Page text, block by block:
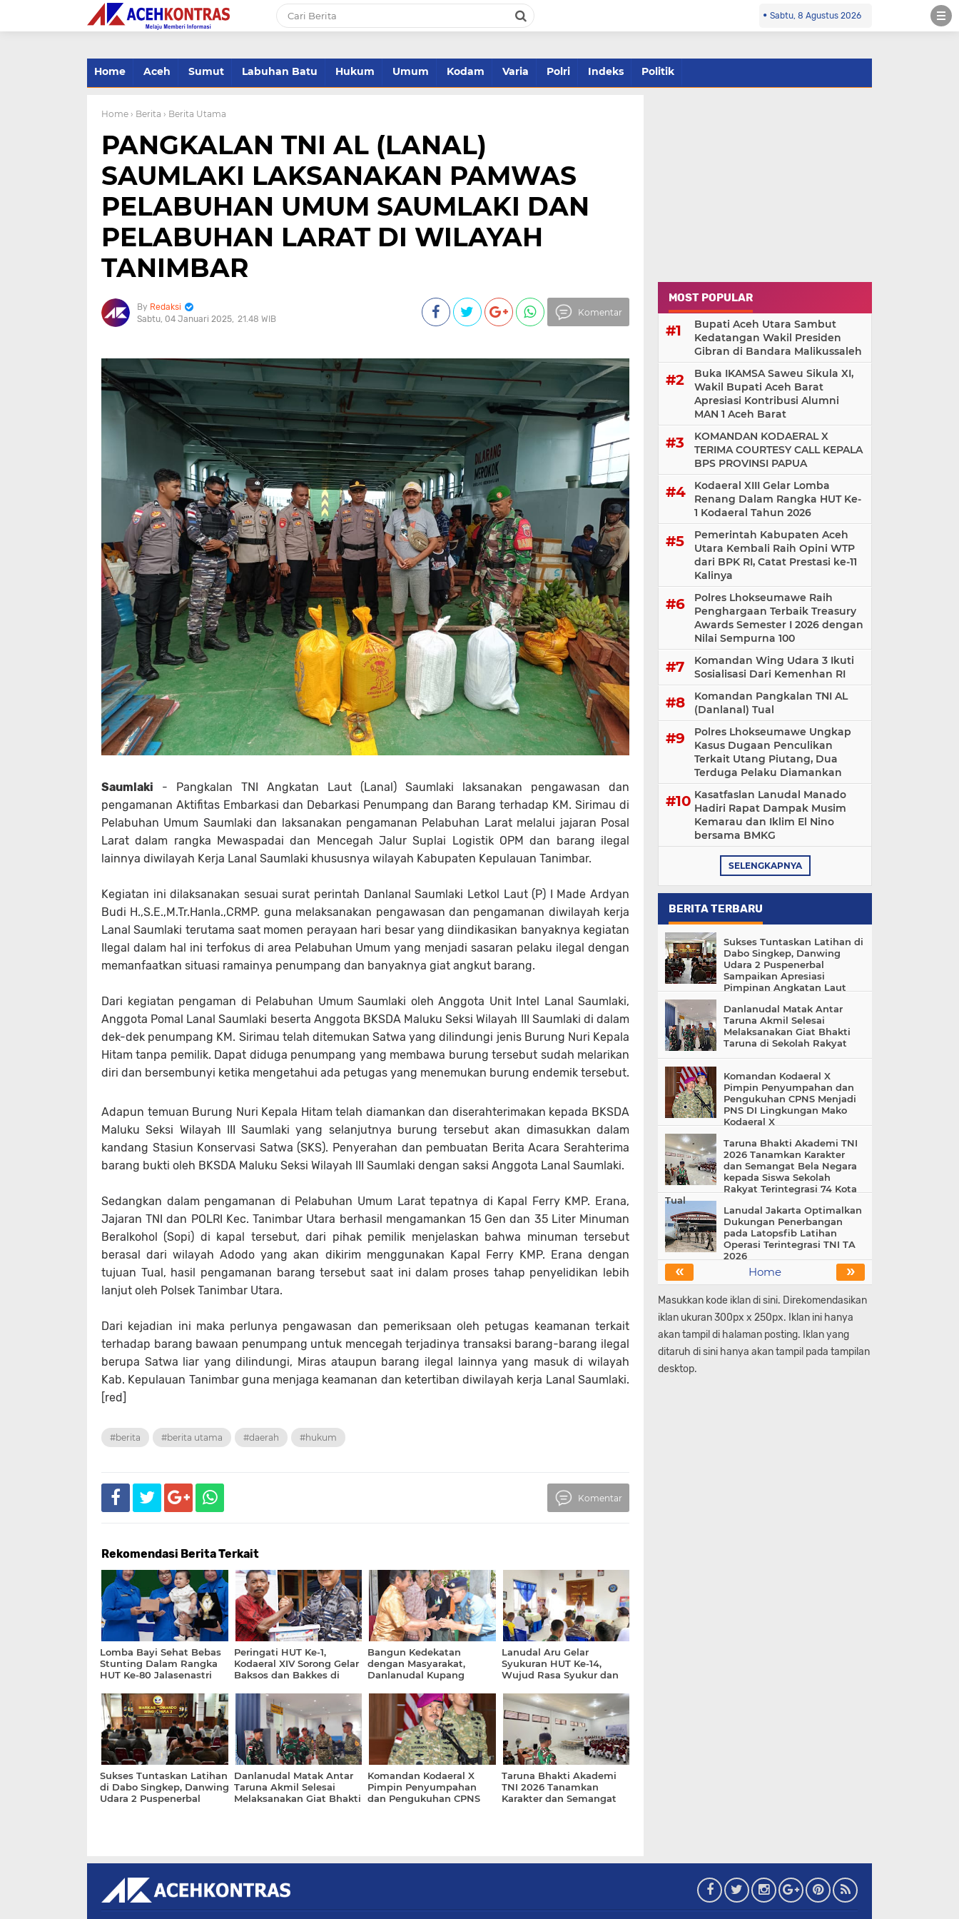
Sabtu, 8 Agustus 2026
Home Aceh Sumut Labuhan Batu Hukum Umum Kodam Varia Polri Indeks Politik
Home › Berita › Berita Utama
PANGKALAN TNI AL (LANAL)
SAUMLAKI LAKSANAKAN PAMWAS
PELABUHAN UMUM SAUMLAKI DAN
PELABUHAN LARAT DI WILAYAH
TANIMBAR
Redaksi
Sabtu, 04 Januari 2025 21.48 WIB
Komentar
Saumlaki - Pangkalan TNI Angkatan Laut (Lanal) Saumlaki laksanakan pengawasan dan
pengamanan Aktifitas Embarkasi dan Debarkasi Penumpang dan Barang terhadap KM. Sirimau di
Pelabuhan Umum Saumlaki dan laksanakan pengamanan Pelabuhan Larat melalui jajaran Posal
Larat dalam rangka Mewaspadai dan Mencegah Jalur Suplai Logistik OPM dan barang ilegal
lainnya diwilayah Kerja Lanal Saumlaki khususnya wilayah Kabupaten Kepulauan Tanimbar.
Kegiatan ini dilaksanakan sesuai surat perintah Danlanal Saumlaki Letkol Laut (P) I Made Ardyan
Budi H.,S.E.,M.Tr.Hanla.,CRMP. guna melaksanakan pengawasan dan pengamanan diwilayah kerja
Lanal Saumlaki terutama saat momen perayaan hari besar yang diindikasikan banyaknya kegiatan
Ilegal dalam hal ini terfokus di area Pelabuhan Umum yang menjadi sasaran pelaku ilegal dengan
memanfaatkan situasi ramainya penumpang dan banyaknya giat angkut barang.
Dari kegiatan pengaman di Pelabuhan Umum Saumlaki oleh Anggota Unit Intel Lanal Saumlaki,
Anggota Pomal Lanal Saumlaki beserta Anggota BKSDA Maluku Seksi Wilayah III Saumlaki di dalam
dek-dek penumpang KM. Sirimau telah ditemukan Satwa yang dilindungi jenis Burung Nuri Kepala
Hitam tanpa pemilik. Dapat diduga penumpang yang membawa burung tersebut sudah melarikan
diri dan bersembunyi ketika mengetahui ada petugas yang menemukan burung endemik tersebut.
Adapun temuan Burung Nuri Kepala Hitam telah diamankan dan diserahterimakan kepada BKSDA
Maluku Seksi Wilayah III Saumlaki yang selanjutnya burung tersebut akan dimasukkan dalam
kandang Stasiun Konservasi Satwa (SKS). Penyerahan dan pembuatan Berita Acara Serahterima
barang bukti oleh BKSDA Maluku Seksi Wilayah III Saumlaki dengan saksi Anggota Lanal Saumlaki.
Sedangkan dalam pengamanan di Pelabuhan Umum Larat tepatnya di Kapal Ferry KMP. Erana,
Jajaran TNI dan POLRI Kec. Tanimbar Utara berhasil mengamankan 15 Gen dan 35 Liter Minuman
Beralkohol (Sopi) di kapal tersebut, dari pihak pemilik menjelaskan bahwa minuman tersebut
berasal dari wilayah Adodo yang akan dikirim menggunakan Kapal Ferry KMP. Erana dengan
tujuan Tual, hasil pengamanan barang tersebut saat ini dalam proses tahap penyelidikan lebih
lanjut oleh Polsek Tanimbar Utara.
Dari kejadian ini maka perlunya pengawasan dan pemeriksaan oleh petugas keamanan terkait
terhadap barang bawaan penumpang untuk mencegah terjadinya transaksi barang-barang ilegal
berupa Satwa liar yang dilindungi, Miras ataupun barang ilegal lainnya yang masuk di wilayah
Kab. Kepulauan Tanimbar guna menjaga keamanan dan ketertiban diwilayah kerja Lanal Saumlaki.
[red]
#berita #berita utama #daerah #hukum
Komentar
Rekomendasi Berita Terkait
Lomba Bayi Sehat Bebas
Stunting Dalam Rangka
HUT Ke-80 Jalasenastri
Peringati HUT Ke-1,
Kodaeral XIV Sorong Gelar
Baksos dan Bakkes di
Bangun Kedekatan
dengan Masyarakat,
Danlanudal Kupang
di Wilayah Sekitar
Pangkalan
Lanudal Aru Gelar
Syukuran HUT Ke-14,
Wujud Rasa Syukur dan
Prajurit
Sukses Tuntaskan Latihan
di Dabo Singkep, Danwing
Udara 2 Puspenerbal
Danlanudal Matak Antar
Taruna Akmil Selesai
Melaksanakan Giat Bhakti
Komandan Kodaeral X
Pimpin Penyumpahan
dan Pengukuhan CPNS
Taruna Bhakti Akademi
TNI 2026 Tanamkan
Karakter dan Semangat
MOST POPULAR
Bupati Aceh Utara Sambut
Kedatangan Wakil Presiden
Gibran di Bandara Malikussaleh
Buka IKAMSA Saweu Sikula XI,
Wakil Bupati Aceh Barat
Apresiasi Kontribusi Alumni
MAN 1 Aceh Barat
KOMANDAN KODAERAL X
TERIMA COURTESY CALL KEPALA
BPS PROVINSI PAPUA
Kodaeral XIII Gelar Lomba
Renang Dalam Rangka HUT Ke-
1 Kodaeral Tahun 2026
Pemerintah Kabupaten Aceh
Utara Kembali Raih Opini WTP
dari BPK RI, Catat Prestasi ke-11
Kalinya
Polres Lhokseumawe Raih
Penghargaan Terbaik Treasury
Awards Semester I 2026 dengan
Nilai Sempurna 100
Komandan Wing Udara 3 Ikuti
Sosialisasi ‎Dari Kemenhan RI
Komandan Pangkalan TNI AL
(Danlanal) Tual
Polres Lhokseumawe Ungkap
Kasus Dugaan Penculikan
Terkait Utang Piutang, Dua
Terduga Pelaku Diamankan
Kasatfaslan Lanudal Manado
Hadiri Rapat Dampak Musim
Kemarau dan Iklim El Nino
bersama BMKG
SELENGKAPNYA
BERITA TERBARU
Sukses Tuntaskan Latihan di
Dabo Singkep, Danwing
Udara 2 Puspenerbal
Sampaikan Apresiasi
Pimpinan Angkatan Laut
Danlanudal Matak Antar
Taruna Akmil Selesai
Melaksanakan Giat Bhakti
Taruna di Sekolah Rakyat
Komandan Kodaeral X
Pimpin Penyumpahan dan
Pengukuhan CPNS Menjadi
PNS DI Lingkungan Mako
Kodaeral X
Taruna Bhakti Akademi TNI
2026 Tanamkan Karakter
dan Semangat Bela Negara
kepada Siswa Sekolah
Rakyat Terintegrasi 74 Kota
Tual
Lanudal Jakarta Optimalkan
Dukungan Penerbangan
pada Latopsfib Latihan
Operasi Terintegrasi TNI TA
2026
« »
Home
Masukkan kode iklan di sini. Direkomendasikan
iklan ukuran 300px x 250px. Iklan ini hanya
akan tampil di halaman posting. Iklan yang
ditaruh di sini hanya akan tampil pada tampilan
desktop.